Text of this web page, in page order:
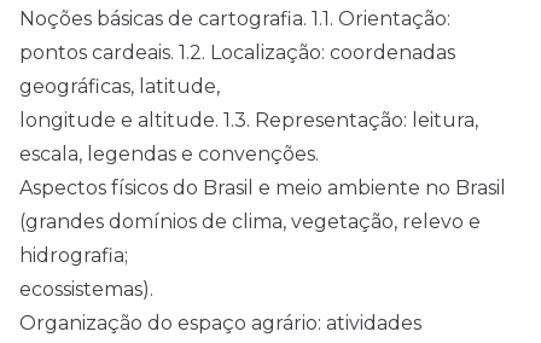
Noções básicas de cartografia. 1.1. Orientação:
pontos cardeais. 1.2. Localização: coordenadas
geográficas, latitude,
longitude e altitude. 1.3. Representação: leitura,
escala, legendas e convenções.
Aspectos físicos do Brasil e meio ambiente no Brasil
(grandes domínios de clima, vegetação, relevo e
hidrografia;
ecossistemas).
Organização do espaço agrário: atividades